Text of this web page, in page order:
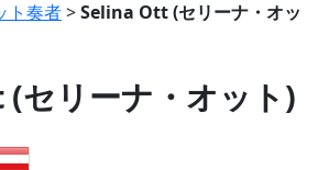
ト奏者>Selina Ott (セリーナ・オッ
セリーナ・オット)